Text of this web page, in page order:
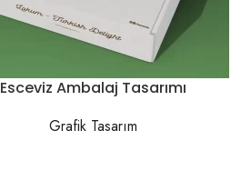
Esceviz Ambalaj Tasarımı
Grafik Tasarım